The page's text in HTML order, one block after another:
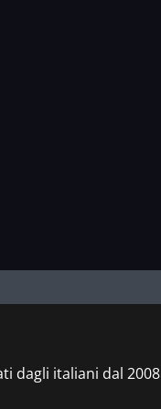
dagli italiani dal 2008